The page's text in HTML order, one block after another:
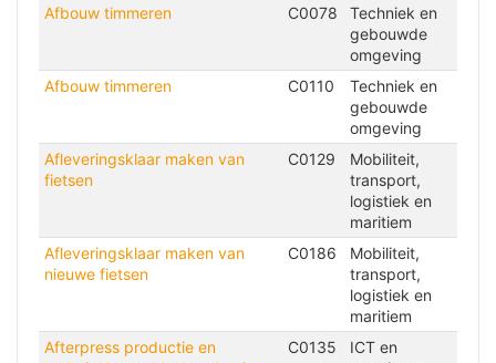
Afbouw timmeren
C0078
Techniek en
gebouwde
omgeving
Afbouw timmeren
C0110
Techniek en
gebouwde
omgeving
Afleveringsklaar maken van
fietsen
C0129
Mobiliteit,
transport,
logistiek en
maritiem
Afleveringsklaar maken van
nieuwe fietsen
C0186
Mobiliteit,
transport,
logistiek en
maritiem
Afterpress productie en
C0135
ICT en